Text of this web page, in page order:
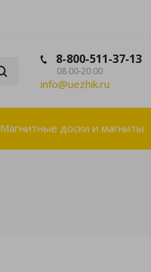
8-800-511-37-13
08.00-20.00
info@uezhik.ru
Магнитные доски и магниты